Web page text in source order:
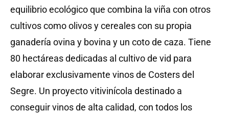
equilibrio ecológico que combina la viña con otros
cultivos como olivos y cereales con su propia
ganadería ovina y bovina y un coto de caza. Tiene
80 hectáreas dedicadas al cultivo de vid para
elaborar exclusivamente vinos de Costers del
Segre. Un proyecto vitivinícola destinado a
conseguir vinos de alta calidad, con todos los